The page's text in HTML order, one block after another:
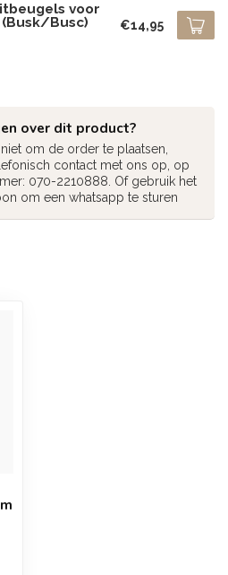
voor
Busc)
€14,95
over dit product?
om de order te plaatsen,
contact met ons op, op
070-2210888. Of gebruik het
om een whatsapp te sturen